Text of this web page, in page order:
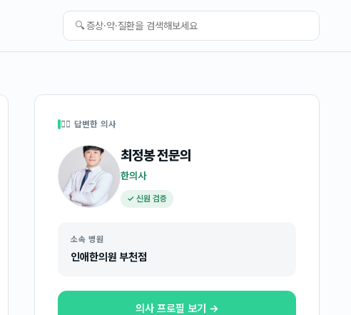
🔍
👩‍⚕️ 답변한 의사
최정봉전문의
한의사
✓ 신원 검증
소속 병원
인애한의원 부천점
의사 프로필 보기 →